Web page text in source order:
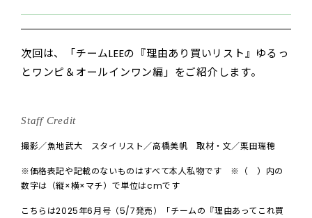
次回は、「チームLEEの『理由あり買いリスト』ゆるっ
とワンピ＆オールインワン編」をご紹介します。
Staff Credit
撮影／魚地武大 スタイリスト／高橋美帆 取材・文／栗田瑞穂
※価格表記や記載のないものはすべて本人私物です ※（ ）内の
数字は（縦×横×マチ）で単位はcmです
こちらは2025年6月号（5/7発売）「チームの『理由あってこれ買